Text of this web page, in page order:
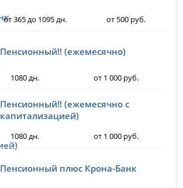
от 365 до 1095 дн. от 500 руб.
Пенсионный!! (ежемесячно)
1080 дн. от 1 000 руб.
Пенсионный!! (ежемесячно с
капитализацией)
1080 дн. от 1 000 руб.
Пенсионный плюс Крона-Банк